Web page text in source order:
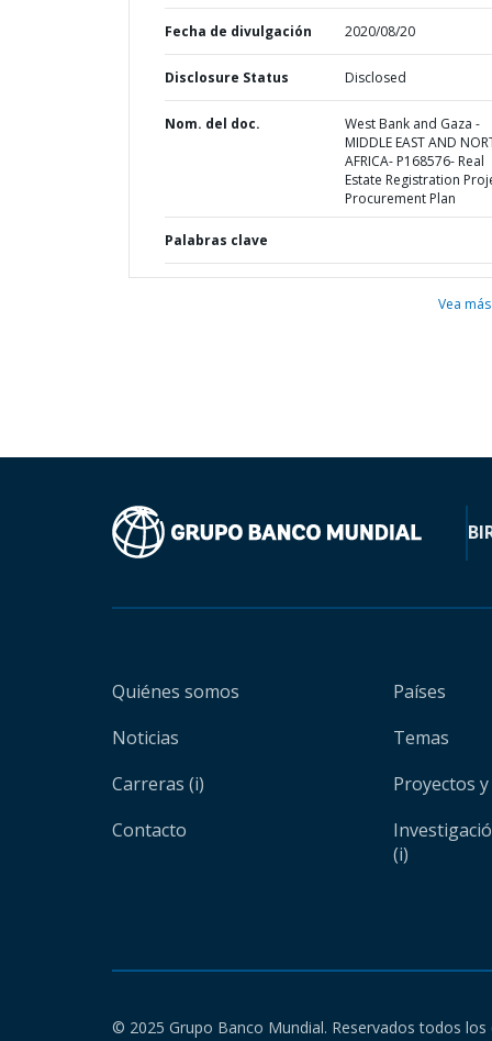
Fecha de divulgación 2020/08/20
Disclosure Status Disclosed
Nom. del doc.
West Bank and Gaza -
MIDDLE EAST AND
AFRICA- P168576- Real
Estate Registration
Procurement Plan
Palabras clave
Vea más
Quiénes somos
Noticias
Carreras (i)
Contacto
Países
Temas
Proyectos
(i)
© 2025 Grupo Banco Mundial. Reservados todos los